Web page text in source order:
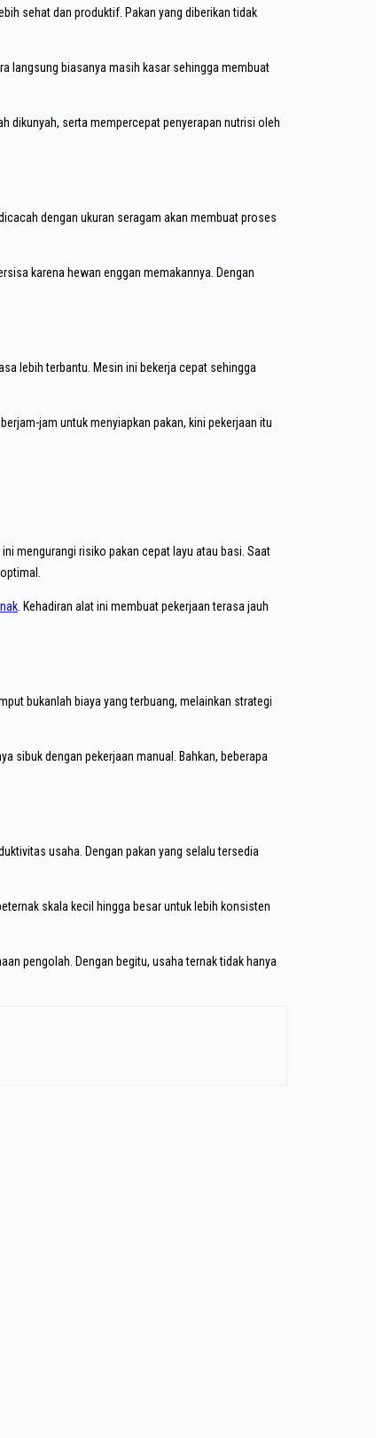
sehat dan produktif. Pakan yang diberikan tidak
langsung biasanya masih kasar sehingga membuat
dikunyah, serta mempercepat penyerapan nutrisi oleh
dengan ukuran seragam akan membuat proses
karena hewan enggan memakannya. Dengan
lebih terbantu. Mesin ini bekerja cepat sehingga
jam untuk menyiapkan pakan, kini pekerjaan itu
mengurangi risiko pakan cepat layu atau basi. Saat
. Kehadiran alat ini membuat pekerjaan terasa jauh
bukanlah biaya yang terbuang, melainkan strategi
sibuk dengan pekerjaan manual. Bahkan, beberapa
usaha. Dengan pakan yang selalu tersedia
skala kecil hingga besar untuk lebih konsisten
pengolah. Dengan begitu, usaha ternak tidak hanya